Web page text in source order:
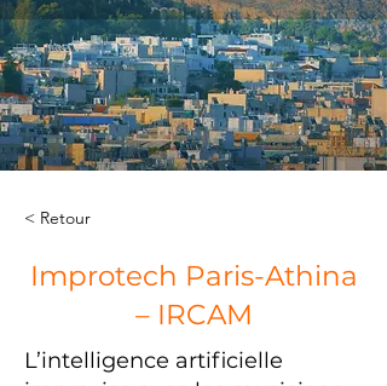
< Retour
Improtech Paris-Athina
– IRCAM
L’intelligence artificielle